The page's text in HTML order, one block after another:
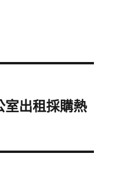
室出租採購熱